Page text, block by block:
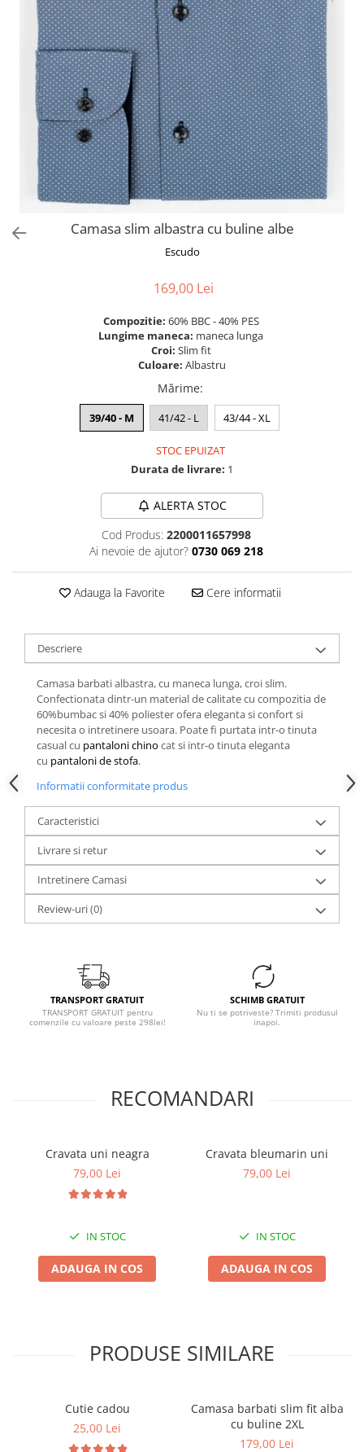
Camasa slim albastra cu buline albe
Escudo
169,00 Lei
Compozitie: 60% BBC - 40% PES
Lungime maneca: maneca lunga
Croi: Slim fit
Culoare: Albastru
Mărime:
39/40 - M 41/42 - L 43/44 - XL
STOC EPUIZAT
Durata de livrare: 1
ALERTA STOC
Cod Produs: 2200011657998
Ai nevoie de ajutor? 0730 069 218
Adauga la Favorite Cere informatii
Descriere
Camasa barbati albastra, cu maneca lunga, croi slim.
Confectionata dintr-un material de calitate cu compozitia de
60%bumbac si 40% poliester ofera eleganta si confort si
necesita o intretinere usoara. Poate fi purtata intr-o tinuta
casual cu pantaloni chino cat si intr-o tinuta eleganta
cu pantaloni de stofa.
Informatii conformitate produs
Caracteristici
Livrare si retur
Intretinere Camasi
Review-uri(0)
TRANSPORT GRATUIT
TRANSPORT GRATUIT pentru
comenzile cu valoare peste 298lei!
SCHIMB GRATUIT
Nu ti se potriveste? Trimiti produsul
inapoi.
RECOMANDARI
Cravata uni neagra
79,00 Lei
IN STOC
ADAUGA IN COS
Cravata bleumarin uni
79,00 Lei
IN STOC
ADAUGA IN COS
PRODUSE SIMILARE
Cutie cadou
25,00 Lei
Camasa barbati slim fit alba
cu buline 2XL
179,00 Lei